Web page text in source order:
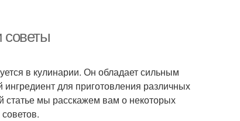
в кулинарии. Он обладает сильным
для приготовления различных
статье мы расскажем вам о некоторых